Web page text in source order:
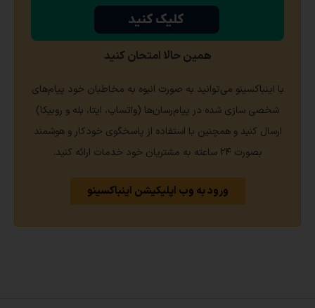
همین حالا امتحان کنید
با اینباکسینو می‌توانید به صورت انبوه به مخاطبان خود پیام‌های
شخصی سازی شده در پیام‌رسان‌ها (واتساپ، ایتا، بله و روبیکا)
ارسال کنید و همچنین با استفاده از پاسخگوی خودکار و هوشمند
بصورت ۲۴ ساعته به مشتریان خود خدمات ارائه کنید.
ورود به وب اپلیکیشن اینباکسینو